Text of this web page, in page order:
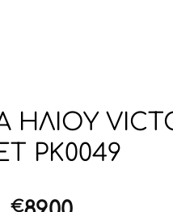
ΗΛΙΟΥ
PK0049
€